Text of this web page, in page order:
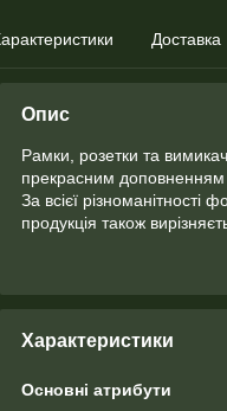
Доставка
Опис
Рамки, розетки та
прекрасним доповненням
За всієї різноманітності
продукція також
Характеристики
Основні атрибути